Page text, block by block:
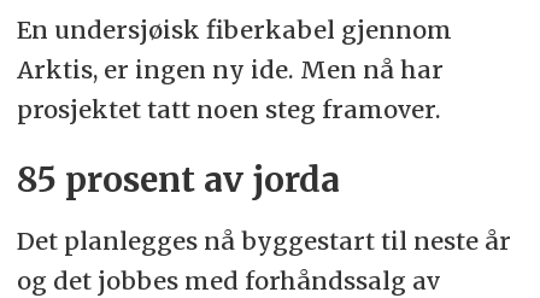
En undersjøisk fiberkabel gjennom
Arktis, er ingen ny ide. Men nå har
prosjektet tatt noen steg framover.
85 prosent av jorda
Det planlegges nå byggestart til neste år
og det jobbes med forhåndssalg av